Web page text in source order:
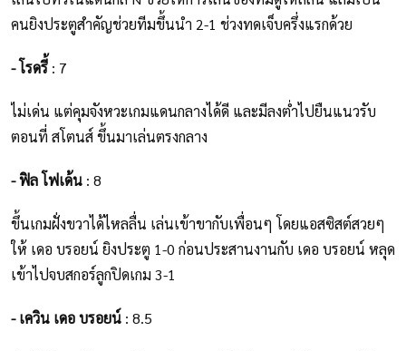
คนยิงประตูสำคัญช่วยทีมขึ้นนำ 2-1 ช่วงทดเจ็บครึ่งแรกด้วย
- โรดรี้ : 7
ไม่เด่น แต่คุมจังหวะเกมแดนกลางได้ดี และมีลงต่ำไปยืนแนวรับ
ตอนที่ สโตนส์ ขึ้นมาเล่นตรงกลาง
- ฟิล โฟเด้น : 8
ขึ้นเกมฝั่งขวาได้ไหลลื่น เล่นเข้าขากับเพื่อนๆ โดยแอสซิสต์สวยๆ
ให้ เดอ บรอยน์ ยิงประตู 1-0 ก่อนประสานงานกับ เดอ บรอยน์ หลุด
เข้าไปจบสกอร์ลูกปิดเกม 3-1
- เควิน เดอ บรอยน์ : 8.5